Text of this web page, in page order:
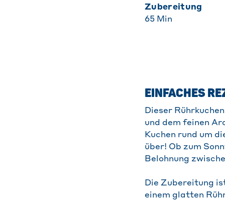
Zubereitung
65 Min
EINFACHES
Dieser
und dem feinen
Kuchen rund um
über! Ob zum
Belohnung
Die Zubereitung
einem glatten